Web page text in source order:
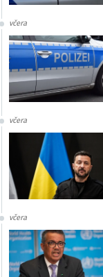
včera
včera
včera